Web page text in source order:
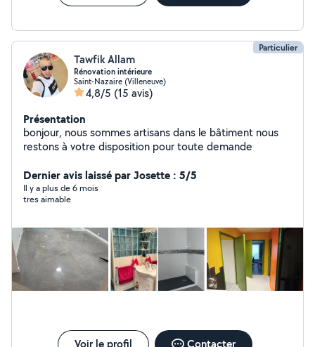
Particulier
Tawfik Allam
Rénovation intérieure
Saint-Nazaire (Villeneuve)
4,8/5 (15 avis)
Présentation
bonjour, nous sommes artisans dans le bâtiment nous
restons à votre disposition pour toute demande
Dernier avis laissé par Josette : 5/5
Il y a plus de 6 mois
tres aimable
Voir le profil Contacter